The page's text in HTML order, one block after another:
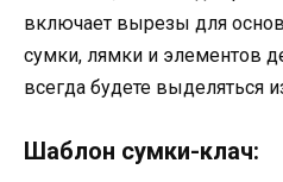
включает вырезы для
сумки, лямки и элементов
всегда будете выделяться
Шаблон сумки-клач: